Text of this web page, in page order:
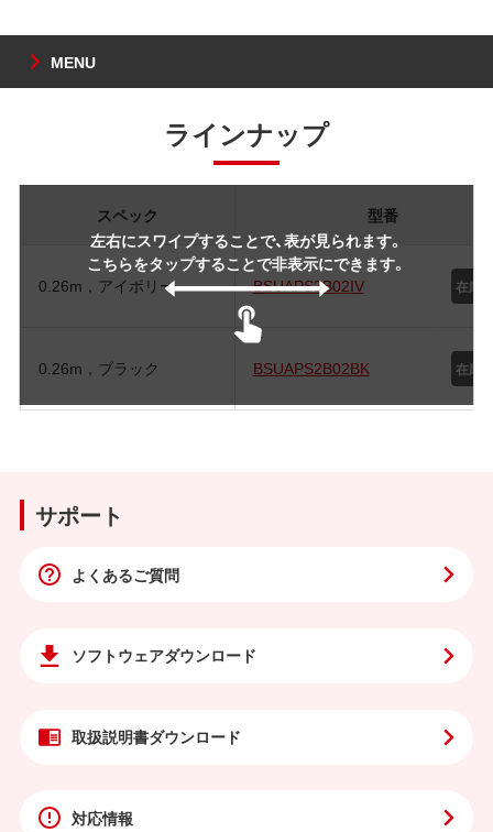
MENU
ラインナップ
左右にスワイプすることで、表が見られます。
こちらをタップすることで非表示にできます。
スペック 型番
0.26m，アイボリー BSUAPS2B02IV
0.26m，ブラック BSUAPS2B02BK
サポート
よくあるご質問
ソフトウェアダウンロード
取扱説明書ダウンロード
対応情報